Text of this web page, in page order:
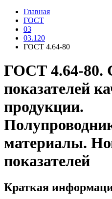
Главная
ГОСТ
03
03.120
ГОСТ 4.64-80
ГОСТ 4.64-80.
показателей
продукции.
материалы.
показателей
Краткая